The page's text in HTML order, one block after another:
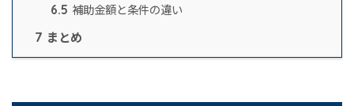
6.5 補助金額と条件の違い
7 まとめ